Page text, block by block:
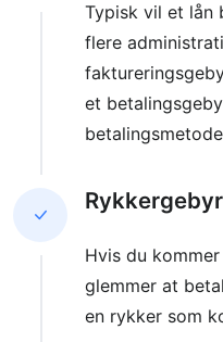
Typisk vil et lån
flere
et
Hvis du
glemmer at
en rykker som